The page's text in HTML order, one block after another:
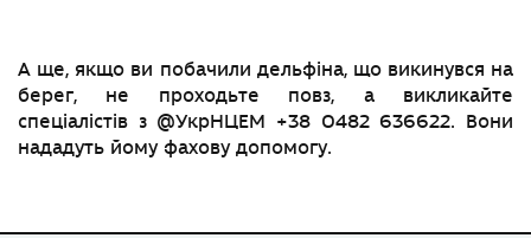
А ще, якщо ви побачили дельфіна, що викинувся на
берег, не проходьте повз, а викликайте
спеціалістів з @УкрНЦЕМ +38 0482 636622. Вони
нададуть йому фахову допомогу.